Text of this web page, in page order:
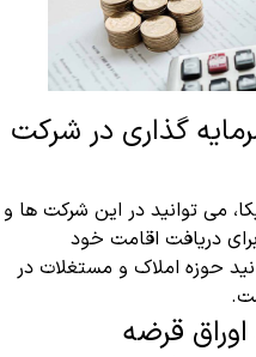
گذاری در شرکت
هزار دلار آمریکا، می توانید در این شرکت ها و
آن ها، پس از ۳ سال برای دریافت اقامت خود
حوزه املاک و مستغلات در
قرضه